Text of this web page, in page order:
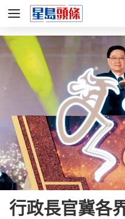
行政長官冀各